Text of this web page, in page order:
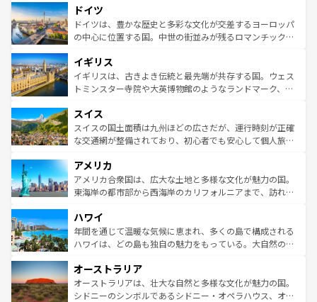
せる。地方によって風土や気候が異なるスペインはその個
性で訪れる人を魅了する。 なお、新着のスペイン情報は コ
ンテンツ一覧を参照してほしい。
で、幅広い魅力が詰まっている。華麗な宮殿、歴史的な大
聖堂、美しいビーチ、そして豊かな自然が、訪れる者を心
から魅了する。また、フランスは美食の国としても知ら
いる。シャンパンの発祥地であるランス、プロヴァンスの
香り高いラベンダー畑など、多彩な楽しみ方が可能だ。さ
らに、パリ以外の地域にも魅力が溢れており、どの街角に
れる地方に足を運ぶとそれぞれで全く異なる文化を体験で
きるだろう。 なお、新着のフランス情報はコンテンツ一覧
を参照してほしい。
ドイツ
ドイツは、豊かな歴史と多彩な文化が交差するヨーロッパ
の中心に位置する国。中世の街並みが残るロマンチック街
顔を持つこの国は、どこを歩いても飽きることがない。ベ
ルリンの文化的活気、バイエルン州のアルプスの絶景、そ
してライン川沿いのワイン畑といった風景は必見。ビール
は、お酒好きな人にはぜひ体験してほしい。 なお、新着の
ドイツ情報はコンテンツ一覧を参照してほしい。
イギリス
イギリスは、古きよき伝統と最先端が共存する国。ウェス
トミンスター寺院や大英博物館のようなランドマーク、歴
リアごとに異なる魅力がある。また、優雅なアフタヌーン
ティー、ビール好きにはたまらない英国パブ、サッカー観
戦など、本場だからこそできる体験も豊富。イギリスを旅
ンツ一覧を参照してほしい。
スイス
スイスの国土面積は九州ほどの広さだが、運行時刻が正確
な交通網が整備されており、初心者でも安心して個人旅行
の建物がそのまま残る町や、スイスならではのユニークな
博物館もあり、アルプス観光だけでなく町歩きも満喫する
ことができる。国民の所得が高いため物価も高いが、旅行
ば市内交通費無料で観光を楽しむこともできる。 なお、新
着のスイス情報はコンテンツ一覧 を参照してほしい。
アメリカ
アメリカ合衆国は、広大な土地と多様な文化が魅力の国。
東海岸の都市部から西海岸のカリフォルニアまで、訪れる
のような巨大都市は、観光、ショッピング、エンターテイ
ンメントが詰まった刺激的なスポットだ。一方、アメリカ
西部には大自然が広がり、グランドキャニオンやイエロー
部のニューオーリンズでは、音楽と美食が融合した独特の
文化が魅力。旅行者はアメリカの各地域で異なる魅力を楽
しみながら、その多様性と豊かな歴史を感じることができ
ハワイ
年間を通じて温暖な気候に恵まれ、多くの島で構成される
ハワイは、どの島も独自の魅力をもっている。大自然の神
ワイ島は見逃せない。また、定番の観光地といえばオアフ
島だが、静かな自然を求めるならマウイ島やカウアイ島が
おすすめ。エメラルドグリーンに輝く海をはじめ、豊かな
オーストラリア
オーストラリアは、壮大な自然と多様な文化が魅力の国。
シドニーのシンボルであるシドニー・オペラハウス、オー